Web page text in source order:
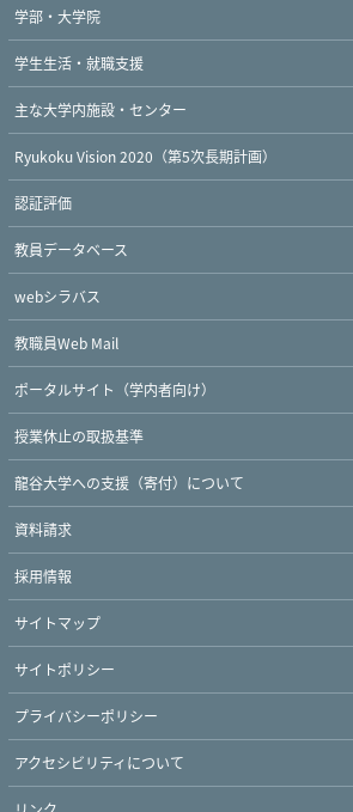
学部・大学院
学生生活・就職支援
主な大学内施設・センター
Ryukoku Vision 2020（第5次長期計画）
認証評価
教員データベース
webシラバス
教職員Web Mail
ポータルサイト（学内者向け）
授業休止の取扱基準
龍谷大学への支援（寄付）について
資料請求
採用情報
サイトマップ
サイトポリシー
プライバシーポリシー
アクセシビリティについて